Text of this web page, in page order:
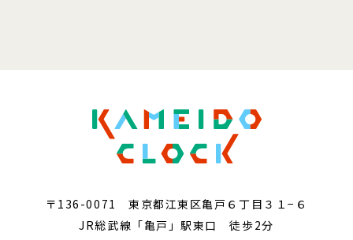
〒136-0071 東京都江東区亀戸６丁目３１−６
JR総武線「亀戸」駅東口 徒歩2分